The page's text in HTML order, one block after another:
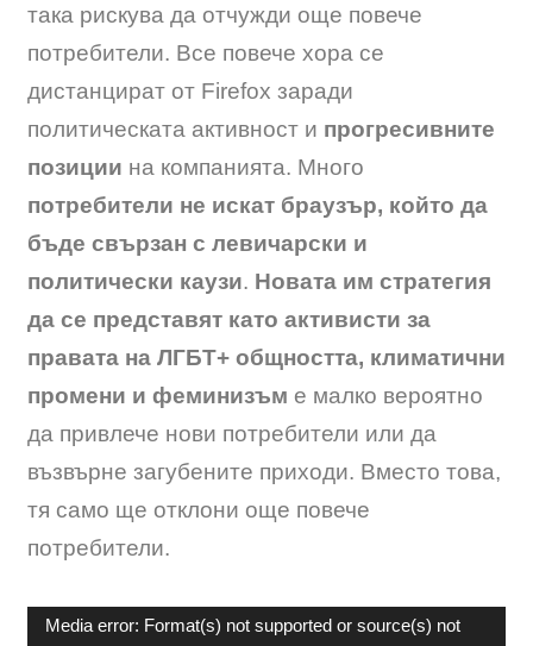
така рискува да отчужди още повече
потребители. Все повече хора се
дистанцират от Firefox заради
политическата активност и прогресивните
позиции на компанията. Много
потребители не искат браузър, който да
бъде свързан с левичарски и
политически каузи. Новата им стратегия
да се представят като активисти за
правата на ЛГБТ+ общността, климатични
промени и феминизъм е малко вероятно
да привлече нови потребители или да
възвърне загубените приходи. Вместо това,
тя само ще отклони още повече
потребители.
Видео
Media error: Format(s) not supported or source(s) not